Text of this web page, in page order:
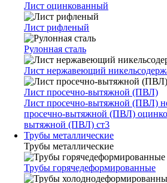
Лист оцинкованный
Лист рифленый
Рулонная сталь
Лист нержавеющий
Лист просечно-вытяжной (ПВЛ)
Лист просечно-вытяжной (ПВЛ)
просечно-вытяжной (ПВЛ)
вытяжной (ПВЛ) ст3
Трубы металлические
Трубы металлические
Трубы горячедеформированные